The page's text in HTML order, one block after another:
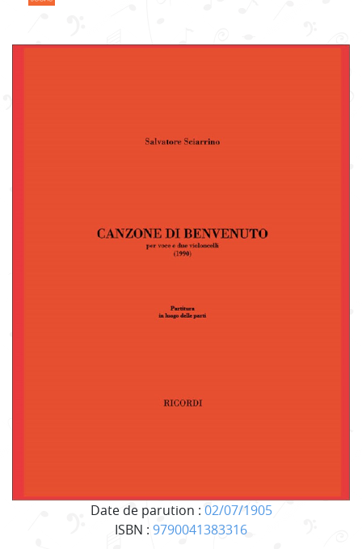
Date de parution : 02/07/1905
ISBN : 9790041383316